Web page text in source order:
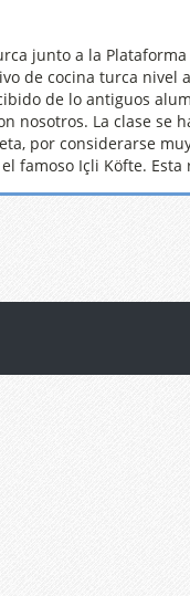
junto a la
de cocina turca nivel
de lo antiguos
nosotros. La clase se
por considerarse
famoso Içli Köfte. Esta